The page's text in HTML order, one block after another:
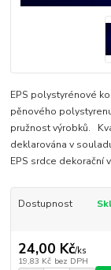
EPS polystyrénové
pěnového
pružnost výrobků.
deklarována v
EPS srdce dekorační
Dostupnost
24,00 Kč/ks
19,83 Kč bez DPH